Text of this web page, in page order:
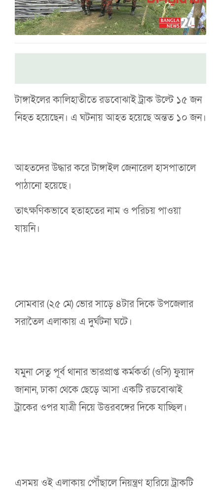
টাঙ্গাইলের কালিহাতীতে রডবোঝাই ট্রাক উল্টে ১৫ জন
নিহত হয়েছেন। এ ঘটনায় আহত হয়েছে অন্তত ১০ জন।
আহতদের উদ্ধার করে টাঙ্গাইল জেনারেল হাসপাতালে
পাঠানো হয়েছে।
তাৎক্ষণিকভাবে হতাহতের নাম ও পরিচয় পাওয়া
যায়নি।
সোমবার (২৫ মে) ভোর সাড়ে ৪টার দিকে উপজেলার
সরাতৈল এলাকায় এ দুর্ঘটনা ঘটে।
যমুনা সেতু পূর্ব থানার ভারপ্রাপ্ত কর্মকর্তা (ওসি) ফুয়াদ
জানান, ঢাকা থেকে ছেড়ে আসা একটি রডবোঝাই
ট্রাকের ওপর যাত্রী নিয়ে উত্তরবঙ্গের দিকে যাচ্ছিল।
এসময় ওই এলাকায় পৌঁছালে নিয়ন্ত্রণ হারিয়ে ট্রাকটি